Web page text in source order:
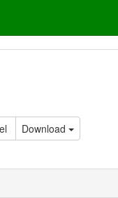
Download